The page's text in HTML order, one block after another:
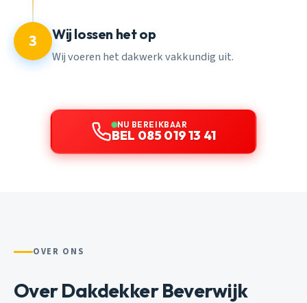
3 Wij lossen het op
Wij voeren het dakwerk vakkundig uit.
NU BEREIKBAAR
BEL 085 019 13 41
OVER ONS
Over Dakdekker Beverwijk